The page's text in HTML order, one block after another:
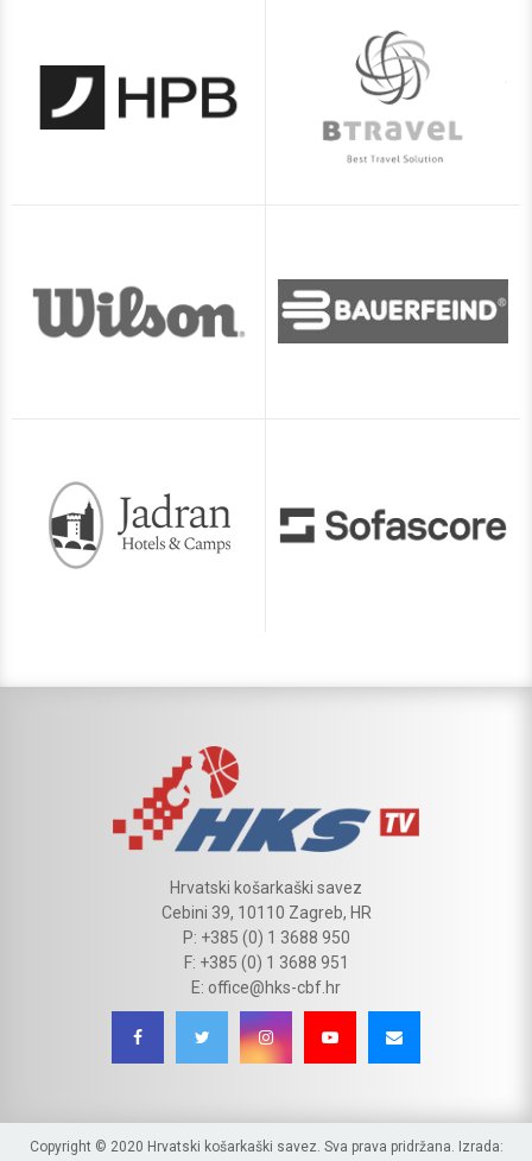
Hrvatski košarkaški savez
Cebini 39, 10110 Zagreb, HR
P: +385 (0) 1 3688 950
F: +385 (0) 1 3688 951
E: office@hks-cbf.hr
Copyright © 2020 Hrvatski košarkaški savez. Sva prava pridržana. Izrada: